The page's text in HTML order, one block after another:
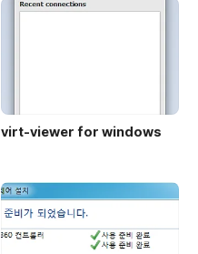
virt-viewer for windows